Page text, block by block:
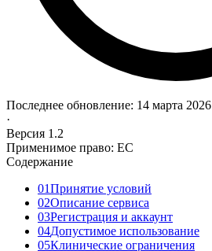
Последнее обновление: 14 марта 2026
·
Версия 1.2
Применимое право: ЕС
Содержание
01Принятие условий
02Описание сервиса
03Регистрация и аккаунт
04Допустимое использование
05Клинические ограничения